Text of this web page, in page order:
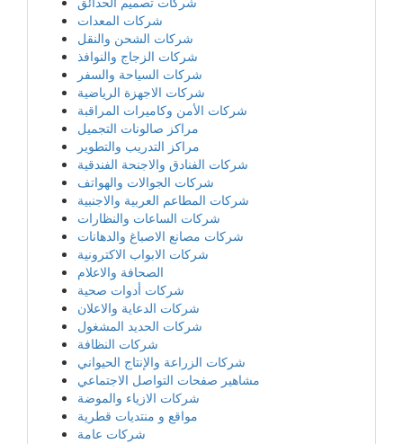
شركات المعدات
شركات الشحن والنقل
شركات الزجاج والنوافذ
شركات السياحة والسفر
شركات الاجهزة الرياضية
شركات الأمن وكاميرات المراقبة
مراكز صالونات التجميل
مراكز التدريب والتطوير
شركات الفنادق والاجنحة الفندقية
شركات الجوالات والهواتف
شركات المطاعم العربية والاجنبية
شركات الساعات والنظارات
شركات مصانع الاصباغ والدهانات
شركات الابواب الاكترونية
الصحافة والاعلام
شركات أدوات صحية
شركات الدعاية والاعلان
شركات الحديد المشغول
شركات النظافة
شركات الزراعة والإنتاج الحيواني
مشاهير صفحات التواصل الاجتماعي
شركات الازياء والموضة
مواقع و منتديات قطرية
شركات عامة